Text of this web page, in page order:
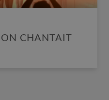
ON CHANTAIT